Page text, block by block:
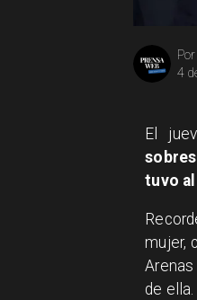
Por
4
El
tuvo
mujer,
de ella.